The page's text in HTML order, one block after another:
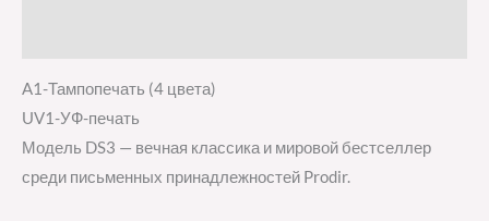
A1-Тампопечать (4 цвета)
UV1-УФ-печать
Модель DS3 — вечная классика и мировой бестселлер
среди письменных принадлежностей Prodir.